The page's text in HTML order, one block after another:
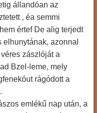
állandóan az
, éa semmi
értef De alig terjedt
elhunytának, azonnal
zászlóját a
Bzel-leme, mely
rágódott a
emlékű nap után, a